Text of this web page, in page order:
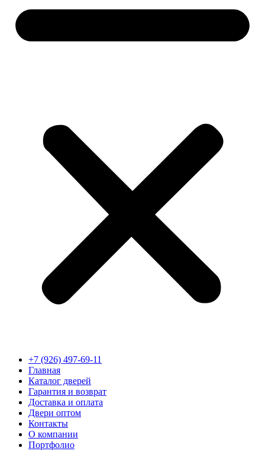
+7 (926) 497-69-11
Главная
Каталог дверей
Гарантия и возврат
Доставка и оплата
Двери оптом
Контакты
О компании
Портфолио